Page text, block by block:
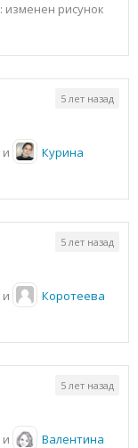
: изменен рисунок
и
Курина
5 лет назад
и
Коротеева
5 лет назад
и
Валентина
5 лет назад